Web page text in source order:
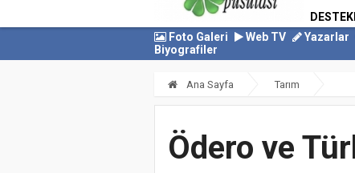
Foto Galeri
Web TV Yazarlar
Biyografiler
Ana Sayfa Tarım
Ödero ve